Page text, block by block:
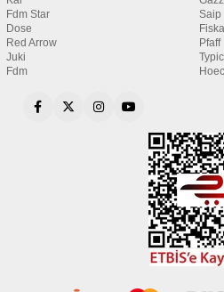
Fdm Star
Dose
Red Arrow
Juki
Fdm
Saip
Pfaff